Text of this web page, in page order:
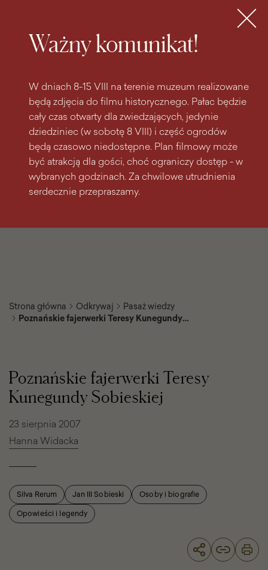
Ważny komunikat!
W dniach 8-15 VIII na terenie muzeum realizowane
będą zdjęcia do filmu historycznego. Pałac będzie
cały czas otwarty dla zwiedzających, jedynie
dziedziniec (w sobotę 8 VIII) i część ogrodów
będą czasowo niedostępne. Plan filmowy może
być atrakcją dla gości, choć ograniczy dostęp - w
wybranych godzinach. Za chwilowe utrudnienia
serdecznie przepraszamy.
MENU
Strona główna Odkrywaj
Pasaż wiedzy
Poznańskie fajerwerki Teresy Kunegundy
Teresy
Kunegundy
Sobieskiej
Poznańskie fajerwerki Teresy
Kunegundy Sobieskiej
23 sierpnia 2007
Hanna Widacka
Silva Rerum Jan III Sobieski
Osoby i biografie
Opowieści i legendy